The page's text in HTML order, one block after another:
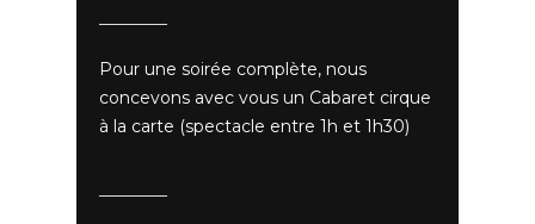
Pour une soirée complète, nous
concevons avec vous un Cabaret cirque
à la carte (spectacle entre 1h et 1h30)